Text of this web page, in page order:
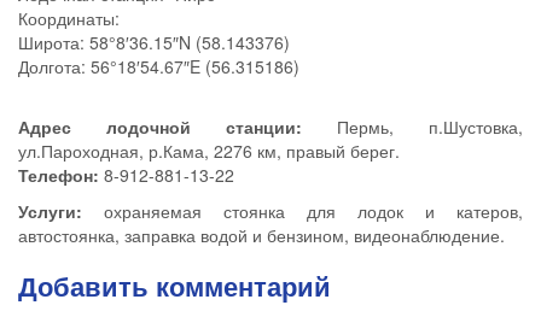
Координаты:
Широта: 58°8′36.15″N (58.143376)
Долгота: 56°18′54.67″E (56.315186)
Адрес лодочной станции: Пермь, п.Шустовка,
ул.Пароходная, р.Кама, 2276 км, правый берег.
Телефон: 8-912-881-13-22
Услуги: охраняемая стоянка для лодок и катеров,
автостоянка, заправка водой и бензином, видеонаблюдение.
Добавить комментарий